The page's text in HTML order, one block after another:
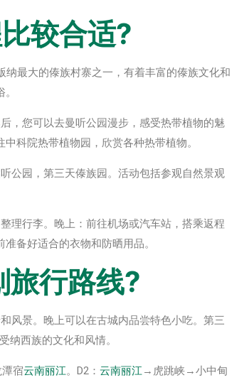
较合适?
最大的傣族村寨之一，有着丰富的傣族文化和
，您可以去曼听公园漫步，感受热带植物的魅
科院热带植物园，欣赏各种热带植物。
公园，第三天傣族园。活动包括参观自然景观
理行李。晚上：前往机场或汽车站，搭乘返程
备好适合的衣物和防晒用品。
旅行路线?
风景。晚上可以在古城内品尝特色小吃。第三
纳西族的文化和风情。
宿云南丽江。D2： 云南丽江 →虎跳峡→小中甸